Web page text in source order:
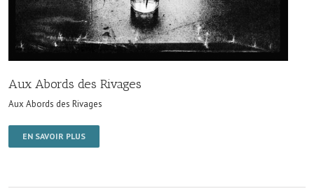
Aux Abords des Rivages
Aux Abords des Rivages
EN SAVOIR PLUS